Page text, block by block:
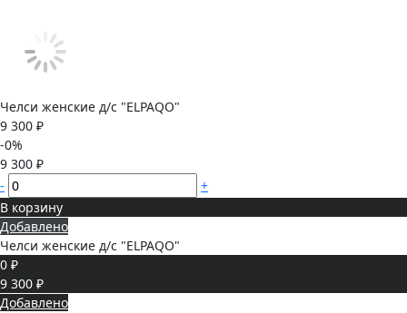
Челси женские д/с "ELPAQO"
9 300 ₽
-0%
9 300 ₽
-
+
В корзину
Добавлено
Челси женские д/с "ELPAQO"
0 ₽
9 300 ₽
Добавлено